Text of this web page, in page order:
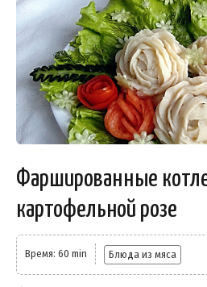
Фаршированные
картофельной розе
Время: 60 min Блюда из мяса